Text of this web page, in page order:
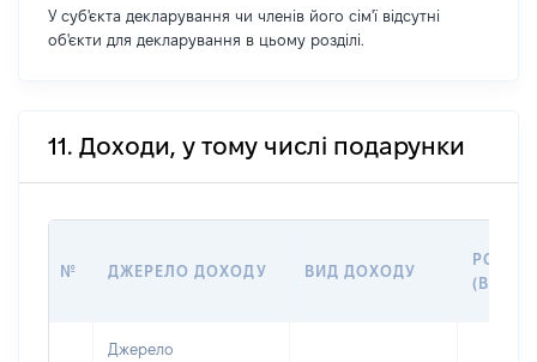
У суб'єкта декларування чи членів його сім'ї відсутні
об'єкти для декларування в цьому розділі.
11. Доходи, у тому числі подарунки
№ ДЖЕРЕЛО ДОХОДУ ВИД ДОХОДУ
Джерело